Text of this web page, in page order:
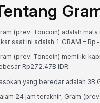
(prev. Toncoin) adalah
saat ini adalah 1 GRAM =
(prev. Toncoin) memiliki
Rp272.47B IDR.
yang beredar adalah 3B
24 jam terakhir, Gram